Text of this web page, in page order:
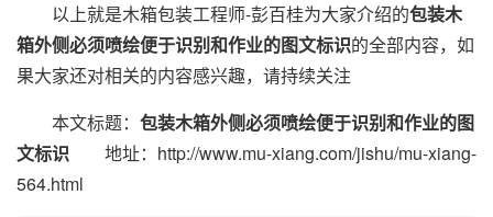
以上就是木箱包装工程师-彭百桂为大家介绍的包装木
箱外侧必须喷绘便于识别和作业的图文标识的全部内容，如
果大家还对相关的内容感兴趣，请持续关注
本文标题： 包装木箱外侧必须喷绘便于识别和作业的图
文标识 地址：http://www.mu-xiang.com/jishu/mu-xiang-
564.html